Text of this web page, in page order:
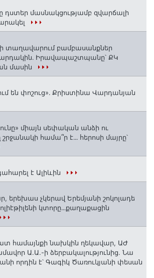
դստեր մասնակցությամբ զվարճալի
տաղավարում բամբասանքներ
Իրավապաշտպանը՝ ՔԿ
մասին
են փոշուց»․ Քրիստինա Վարդանյան
միայն սեփական անձի ու
շրջանակի համա՞ր է․․․ հերոսի մայրը՝
է Ալիևին
չկերավ Երեմյանի շոկոլադե
կտորը․․․քաղաքացին
համայնքի նախկին ղեկավար, ԱԺ
Ա.Ա.-ի ձերբակալությունից. Նա
որդին է՝ Գագիկ Ծառուկյանի փեսան